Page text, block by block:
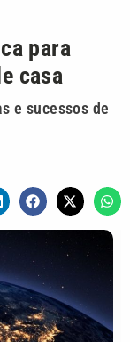
para
casa
e sucessos de